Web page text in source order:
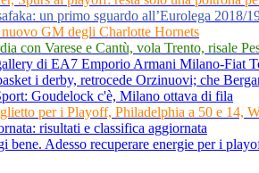
un primo sguardo all’Eurolega 2018/
GM degli Charlotte Hornets
con Varese e Cantù, vola Trento, risale
di EA7 Emporio Armani Milano-Fiat
i derby, retrocede Orzinuovi; che
Goudelock c'è, Milano ottava di fila
per i Playoff, Philadelphia a 50 e 14,
risultati e classifica aggiornata
bene. Adesso recuperare energie per i